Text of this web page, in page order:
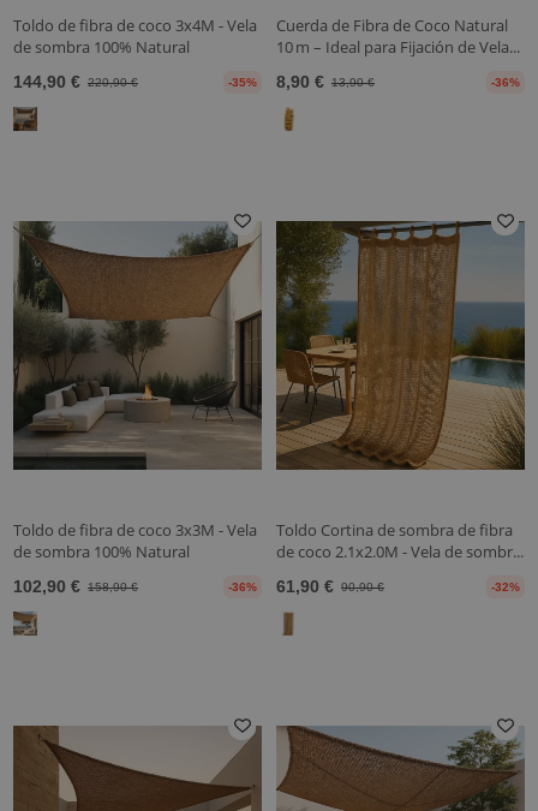
Toldo de fibra de coco 3x4M - Vela
de sombra 100% Natural
144,90 € 220,90 € -35%
Cuerda de Fibra de Coco Natural
10 m – Ideal para Fijación de Vela...
8,90 € 13,90 € -36%
Toldo de fibra de coco 3x3M - Vela
de sombra 100% Natural
102,90 € 158,90 € -36%
Toldo Cortina de sombra de fibra
de coco 2.1x2.0M - Vela de sombr...
61,90 € 90,90 € -32%